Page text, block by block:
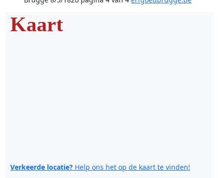
Kaart
Verkeerde locatie? Help ons het op de kaart te vinden!